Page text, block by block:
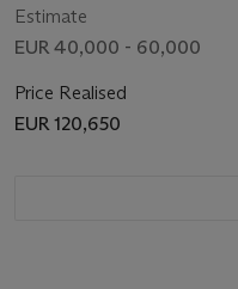
Estimate
EUR 40,000 - 60,000
Price Realised
EUR 120,650